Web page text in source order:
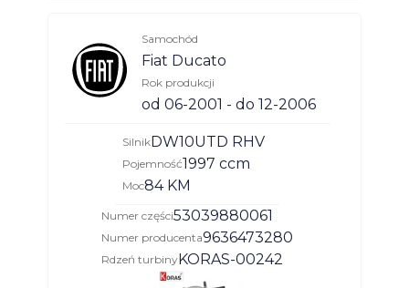
Samochód
Fiat Ducato
Rok produkcji
od 06-2001 - do 12-2006
SilnikDW10UTD RHV
Pojemność1997 ccm
Moc84 KM
Numer części53039880061
Numer producenta9636473280
Rdzeń turbinyKORAS-00242